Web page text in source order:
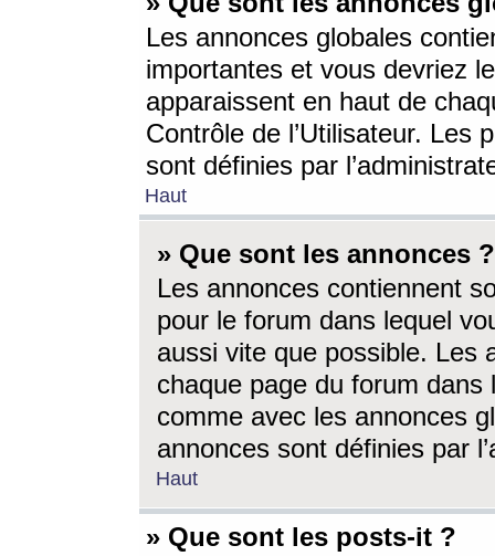
Les annonces globales
importantes et vous devriez
apparaissent en haut de
Contrôle de l’Utilisateur. Les
sont définies par
Haut
» Que sont les annonces ?
Les annonces contiennent
pour le forum dans lequel
aussi vite que possible. Les
chaque page du forum dans
comme avec les annonces
annonces sont définies par
Haut
» Que sont les posts-it ?